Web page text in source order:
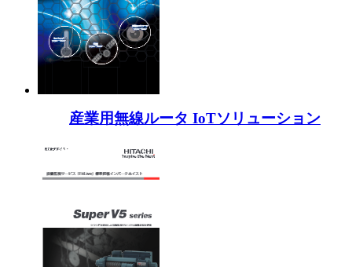
産業用無線ルータ IoTソリューション